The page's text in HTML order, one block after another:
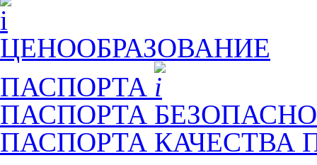
ЦЕНООБРАЗОВАНИЕ
ПАСПОРТА
ПАСПОРТА
ПАСПОРТА КАЧЕСТВА